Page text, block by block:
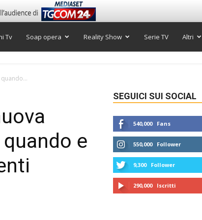
Tv Soap opera Reality Show Serie TV Altri
e
SEGUICI SUI SOCIAL
540,000 Fans
550,000 Follower
9,300 Follower
290,000 Iscritti